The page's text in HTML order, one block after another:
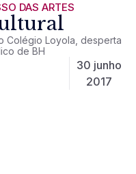
DAS ARTES
Colégio Loyola, desperta
de BH
30 junho
2017